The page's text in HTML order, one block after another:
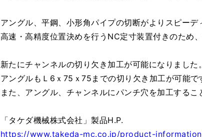
アングル、平鋼、小形角パイプの切断がよりスピーデ
高速・高精度位置決めを行うNC定寸装置付きのため
新たにチャンネルの切り欠き加工が可能になりまし
アングルもＬ6ｘ75ｘ75までの切り欠き加工が可能で
また、アングル、チャンネルにパンチ穴を加工するこ
「タケダ機械株式会社」製品H.P.
https://www.takeda-mc.co.jp/product-